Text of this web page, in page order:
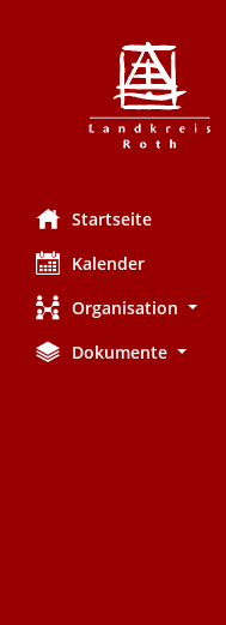
Startseite
Kalender
Organisation
Dokumente